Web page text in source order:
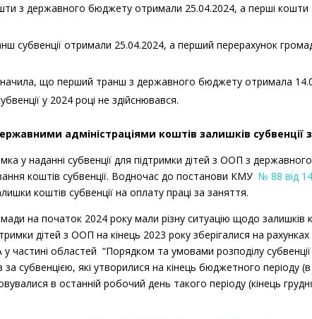
з державного бюджету отримали 25.04.2024, а перші
субвенції отримали 25.04.2024, а перший перерахунок
що перший транш з державного бюджету отримала
у 2024 році не здійснювався.
адміністраціями коштів залишків субвенції
у наданні субвенції для підтримки дітей з ООП з
коштів субвенції. Водночас до постанови КМУ № 88 від
коштів субвенції на оплату праці за заняття.
на початок 2024 року мали різну ситуацію щодо залишків
дітей з ООП на кінець 2023 року зберігалися на
у частині областей “Порядком та умовами розподілу
субвенцією, які утворилися на кінець бюджетного періоду
в останній робочий день такого періоду (кінець